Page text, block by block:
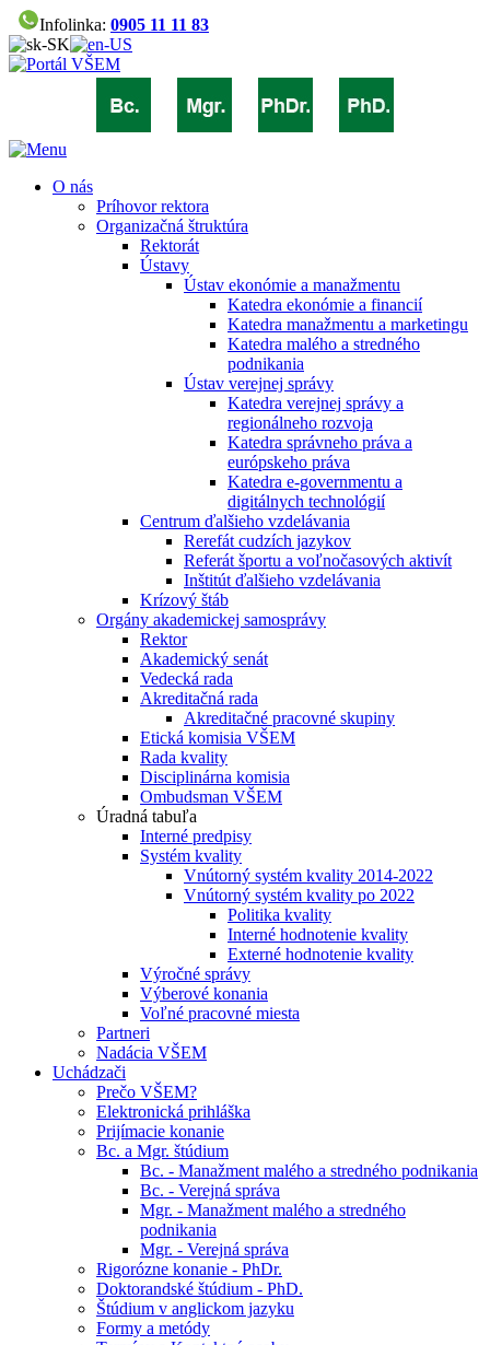
Infolinka: 0905 11 11 83
O nás
Príhovor rektora
Organizačná štruktúra
Rektorát
Ústavy
Ústav ekonómie a manažmentu
Katedra ekonómie a financií
Katedra manažmentu a marketingu
Katedra malého a stredného
podnikania
Ústav verejnej správy
Katedra verejnej správy a
regionálneho rozvoja
Katedra správneho práva a
európskeho práva
Katedra e-governmentu a
digitálnych technológií
Centrum ďalšieho vzdelávania
Rerefát cudzích jazykov
Referát športu a voľnočasových aktivít
Inštitút ďalšieho vzdelávania
Krízový štáb
Orgány akademickej samosprávy
Rektor
Akademický senát
Vedecká rada
Akreditačná rada
Akreditačné pracovné skupiny
Etická komisia VŠEM
Rada kvality
Disciplinárna komisia
Ombudsman VŠEM
Úradná tabuľa
Interné predpisy
Systém kvality
Vnútorný systém kvality 2014-2022
Vnútorný systém kvality po 2022
Politika kvality
Interné hodnotenie kvality
Externé hodnotenie kvality
Výročné správy
Výberové konania
Voľné pracovné miesta
Partneri
Nadácia VŠEM
Uchádzači
Prečo VŠEM?
Elektronická prihláška
Prijímacie konanie
Bc. a Mgr. štúdium
Bc. - Manažment malého a stredného podnikania
Bc. - Verejná správa
Mgr. - Manažment malého a stredného
podnikania
Mgr. - Verejná správa
Rigorózne konanie - PhDr.
Doktorandské štúdium - PhD.
Štúdium v anglickom jazyku
Formy a metódy